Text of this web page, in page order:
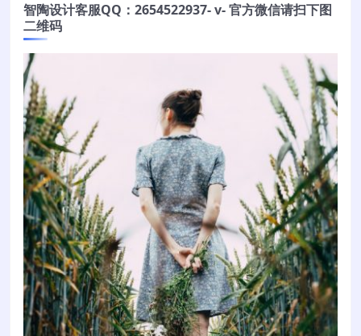
智陶设计客服QQ：2654522937- v- 官方微信请扫下图
二维码